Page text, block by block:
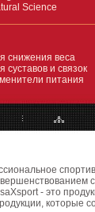
Science
снижения веса
суставов и связок
питания
- это
которые